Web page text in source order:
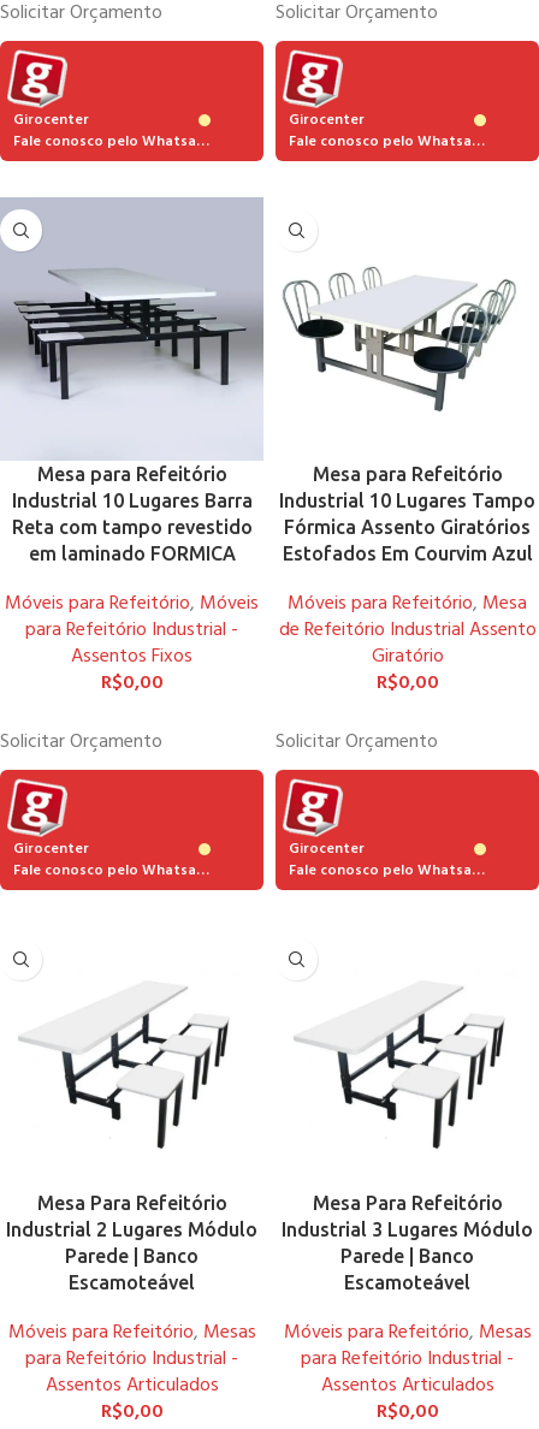
Solicitar Orçamento
Girocenter
Fale conosco pelo Whatsapp
Solicitar Orçamento
Girocenter
Fale conosco pelo Whatsapp
Mesa para Refeitório
Industrial 10 Lugares Barra
Reta com tampo revestido
em laminado FORMICA
Móveis para Refeitório, Móveis
para Refeitório Industrial -
Assentos Fixos
R$0,00
Solicitar Orçamento
Girocenter
Fale conosco pelo Whatsapp
Mesa para Refeitório
Industrial 10 Lugares Tampo
Fórmica Assento Giratórios
Estofados Em Courvim Azul
Móveis para Refeitório, Mesa
de Refeitório Industrial Assento
Giratório
R$0,00
Solicitar Orçamento
Girocenter
Fale conosco pelo Whatsapp
Mesa Para Refeitório
Industrial 2 Lugares Módulo
Parede | Banco
Escamoteável
Móveis para Refeitório, Mesas
para Refeitório Industrial -
Assentos Articulados
R$0,00
Mesa Para Refeitório
Industrial 3 Lugares Módulo
Parede | Banco
Escamoteável
Móveis para Refeitório, Mesas
para Refeitório Industrial -
Assentos Articulados
R$0,00